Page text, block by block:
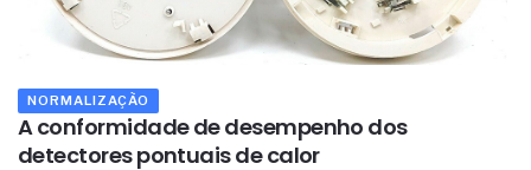
NORMALIZAÇÃO
A conformidade de desempenho dos
detectores pontuais de calor